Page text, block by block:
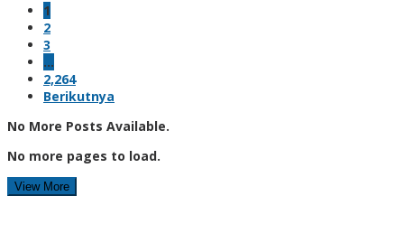
1
2
3
…
2,264
Berikutnya
No More Posts Available.
No more pages to load.
View More